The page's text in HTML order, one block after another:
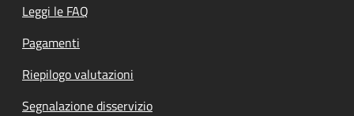
Leggi le FAQ
Pagamenti
Riepilogo valutazioni
Segnalazione disservizio